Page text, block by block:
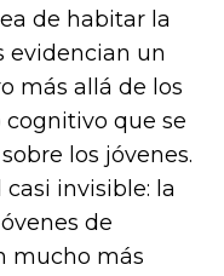
de habitar la
evidencian un
más allá de los
que se
los jóvenes.
invisible: la
de
mucho más